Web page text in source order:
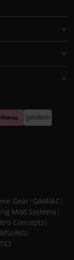
Gear GAMIAC
Mod Systems
Concepts
TX3